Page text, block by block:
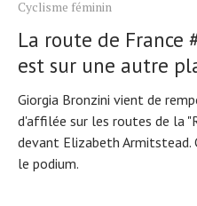
Cyclisme féminin
La route de France
est sur une autre
Giorgia Bronzini vient de
d'affilée sur les routes de la
devant Elizabeth Armitstead.
le podium.